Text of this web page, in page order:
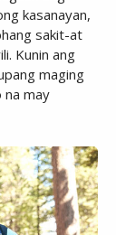
kasanayan,
sakit-at
Kunin ang
maging
may